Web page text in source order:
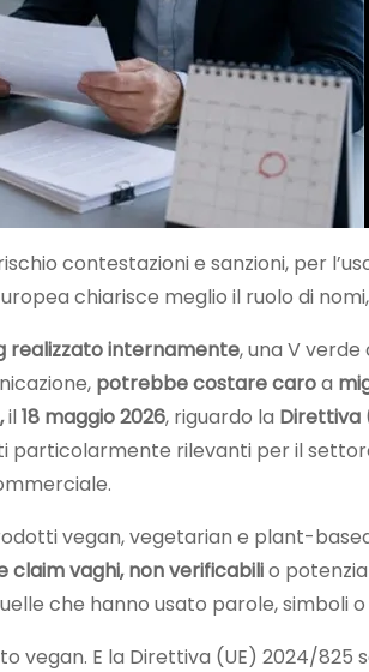
contestazioni e sanzioni, per
chiarisce meglio il ruolo di
realizzato internamente, una V
potrebbe costare caroa
il18 maggio 2026, riguardo la Direttiva
particolarmente rilevanti per il
vegan, vegetarian e plant-
claim vaghi, non verificabilio
che hanno usato parole, simboli
vegan. E la Direttiva (UE) 2024/